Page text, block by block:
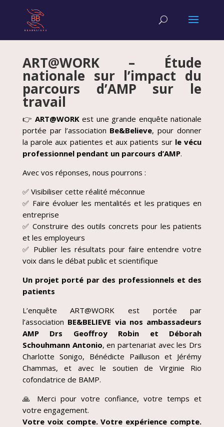
ART@WORK – Étude
nationale sur l’impact du
parcours d’AMP sur le
travail
👉 ART@WORKest une grande enquête nationale
portée par l’association Be&Believe, pour donner
la parole aux patientes et aux patients sur le vécu
professionnel pendant un parcours d’AMP.
Avec vos réponses, nous pourrons :
✅ Visibiliser cette réalité méconnue
✅ Faire évoluer les mentalités et les pratiques en
entreprise
✅ Construire des outils concrets pour les patients
et les employeurs
✅ Publier les résultats pour faire entendre votre
voix dans le débat public et scientifique
Un projet porté par des professionnels et des
patients
L’enquête ART@WORK est portée par
l’association BE&BELIEVE via nos ambassadeurs
AMP Drs Geoffroy Robin et Déborah
Schouhmann Antonio, en partenariat avec les Drs
Charlotte Sonigo, Bénédicte Pailluson et Jérémy
Chammas, et avec le soutien de Virginie Rio
cofondatrice de BAMP.
🙏 Merci pour votre confiance, votre temps et
votre engagement.
Votre voix compte. Votre expérience compte.